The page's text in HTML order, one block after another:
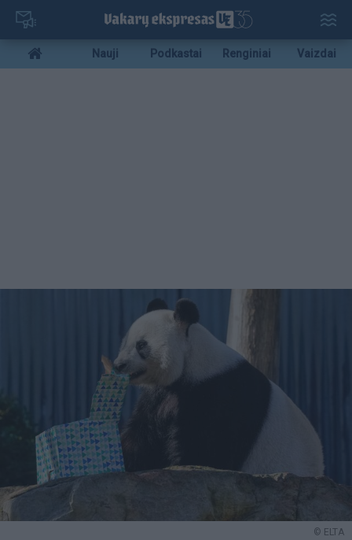
Pereiti
pagrindinį
turinį
Mobile
menu
Nauji Podkastai Renginiai Vaizdai
© ELTA